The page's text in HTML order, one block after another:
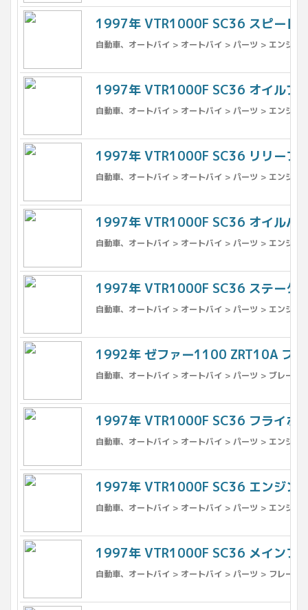
1997年 VTR1000F SC36 スピード
自動車、オートバイ > オートバイ > パーツ > エンジン
1997年 VTR1000F SC36 オイルプ
自動車、オートバイ > オートバイ > パーツ > エンジン
1997年 VTR1000F SC36 リリーフ
自動車、オートバイ > オートバイ > パーツ > エンジン
1997年 VTR1000F SC36 オイルパ
自動車、オートバイ > オートバイ > パーツ > エンジン
1997年 VTR1000F SC36 ステータ
自動車、オートバイ > オートバイ > パーツ > エンジン
1992年 ゼファー1100 ZRT10A ブ
自動車、オートバイ > オートバイ > パーツ > ブレーキ
1997年 VTR1000F SC36 フライホ
自動車、オートバイ > オートバイ > パーツ > エンジン
1997年 VTR1000F SC36 エンジン
自動車、オートバイ > オートバイ > パーツ > エンジン
1997年 VTR1000F SC36 メインフ
自動車、オートバイ > オートバイ > パーツ > フレーム